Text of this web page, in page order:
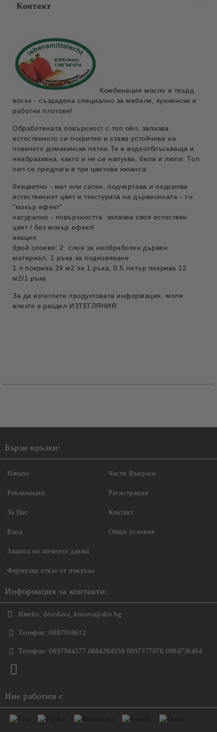
Контакт
Комбинация масло и твърд
восък - създадена специално за мебели, кухненски и
работни плотове!
Обработената повърхност с топ ойл, запазва
естественото си покритие и става устойчива на
повечето домакински петна.Тя е водоотблъскваща и
неабразивна, както и не се напуква, бели и люпи. Топ
оил се предлага в три цветови нюанса:
безцветно - мат или сатен, подчертава и подсилва
естественият цвят и текстурата на дървесината - т.н
"мокър ефект"
натурално - повърхността запазва своя естествен
цвят / без мокър ефект/
акация
брой слоеве: 2 слоя за необработен дървен
материал, 1 ръка за подновяване
1 л покрива 24 м2 за 1 ръка, 0,5 литър покрива 12
м2/1 ръка
За да изтеглите продуктовата информация, моля
влезте в раздел ИЗТЕГЛЯНИЯ
Бързи връзки:
Начало
Рекламации
За Нас
Вход
Чести Въпроси
Регистрация
Контакт
Общи условия
Защита на личните данни
Формуляр отказ от покупка
Информация за контакти:
Имейл: desislava_konova@abv.bg
Телефон: 0887918612
Телефон: 0897944377.0884284938.0897377078.0884736464
Ние работим с